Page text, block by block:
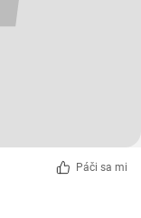
Páči sa mi